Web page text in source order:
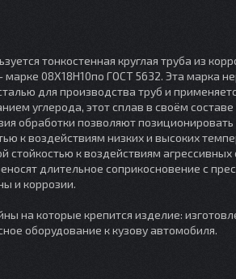
тонкостенная круглая труба из
марке 08Х18Н10по ГОСТ 5632. Эта марка
для производства труб и
углерода, этот сплав в своём
обработки позволяют
к воздействиям низких и высоких
стойкостью к воздействиям
длительное соприкосновение с
и коррозии.
на которые крепится изделие:
оборудование к кузову автомобиля.